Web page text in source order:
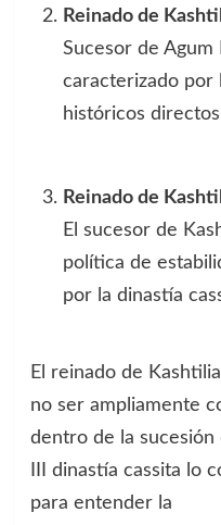
Reinado de
Sucesor de
caracterizado por
históricos
Reinado de
El sucesor de
política de
por la dinastía
El reinado de
no ser ampliamente
dentro de la sucesión
III dinastía cassita lo
para entender la